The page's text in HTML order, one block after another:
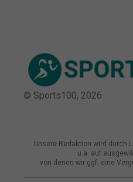
© Sports100, 2026
Unsere Redaktion wird durch
u.a. auf
von denen wir ggf. eine